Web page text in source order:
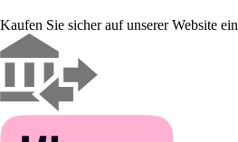
Kaufen Sie sicher auf unserer Website ein